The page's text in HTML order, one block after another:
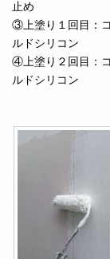
止め
③上塗り１回目：
ルドシリコン
④上塗り２回目：
ルドシリコン